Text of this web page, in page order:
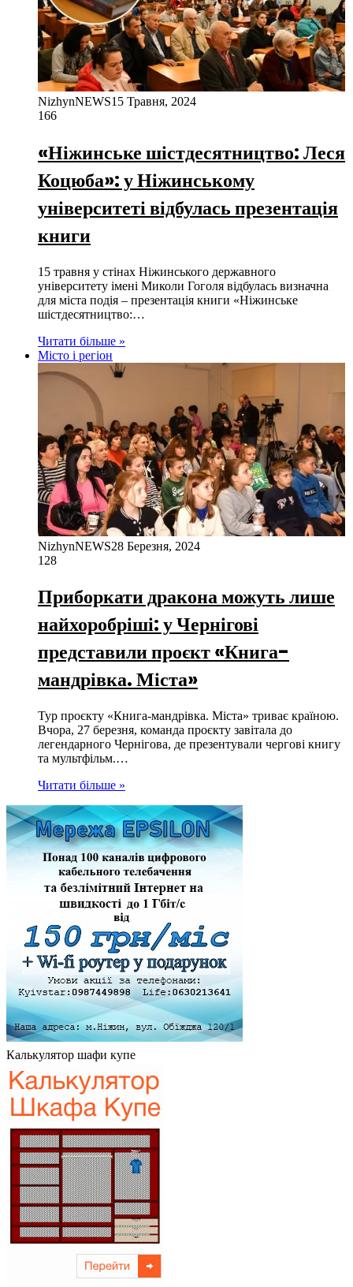
NizhynNEWS15 Травня, 2024
166
«Ніжинське шістдесятництво: Леся
Коцюба»: у Ніжинському
університеті відбулась презентація
книги
15 травня у стінах Ніжинського державного
університету імені Миколи Гоголя відбулась визначна
для міста подія – презентація книги «Ніжинське
шістдесятництво:…
Читати більше »
Місто і регіон
NizhynNEWS28 Березня, 2024
128
Приборкати дракона можуть лише
найхоробріші: у Чернігові
представили проєкт «Книга-
мандрівка. Міста»
Тур проєкту «Книга-мандрівка. Міста» триває країною.
Вчора, 27 березня, команда проєкту завітала до
легендарного Чернігова, де презентували чергові книгу
та мультфільм.…
Читати більше »
Калькулятор шафи купе